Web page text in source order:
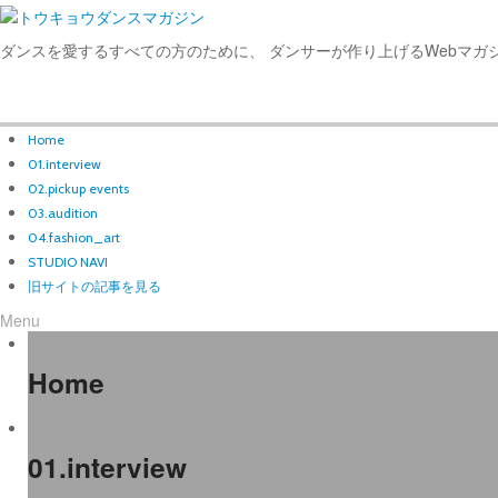
ダンスを愛するすべての方のために、 ダンサーが作り上げるWebマガ
Home
01.interview
02.pickup events
03.audition
04.fashion_art
STUDIO NAVI
旧サイトの記事を見る
Menu
Home
01.interview